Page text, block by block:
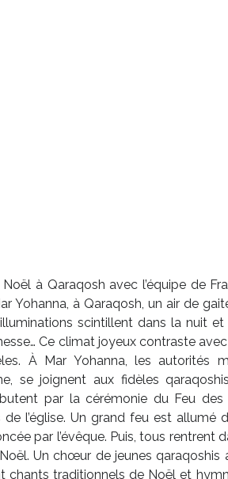
à Qaraqosh avec l’équipe de
Yohanna, à Qaraqosh, un air de
scintillent dans la nuit
Ce climat joyeux contraste
À Mar Yohanna, les autorités
se joignent aux fidèles
par la cérémonie du Feu
l’église. Un grand feu est allumé
par l’évêque. Puis, tous rentrent
Un chœur de jeunes
chants traditionnels de Noël et